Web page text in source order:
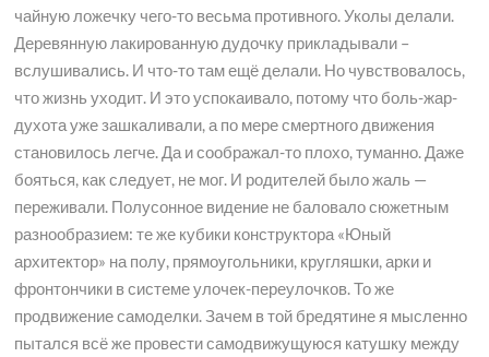
чайную ложечку чего-то весьма противного. Уколы делали.
Деревянную лакированную дудочку прикладывали –
вслушивались. И что-то там ещё делали. Но чувствовалось,
что жизнь уходит. И это успокаивало, потому что боль-жар-
духота уже зашкаливали, а по мере смертного движения
становилось легче. Да и соображал-то плохо, туманно. Даже
бояться, как следует, не мог. И родителей было жаль —
переживали. Полусонное видение не баловало сюжетным
разнообразием: те же кубики конструктора «Юный
архитектор» на полу, прямоугольники, кругляшки, арки и
фронтончики в системе улочек-переулочков. То же
продвижение самоделки. Зачем в той бредятине я мысленно
пытался всё же провести самодвижущуюся катушку между